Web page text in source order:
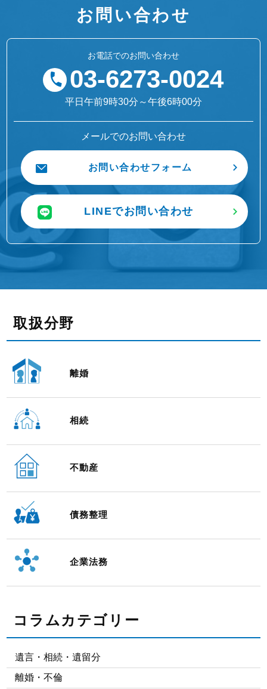
お問い合わせ
お電話でのお問い合わせ
03-6273-0024
平日午前9時30分～午後6時00分
メールでのお問い合わせ
お問い合わせフォーム
LINEでお問い合わせ
取扱分野
離婚
相続
不動産
債務整理
企業法務
コラムカテゴリー
遺言・相続・遺留分
離婚・不倫